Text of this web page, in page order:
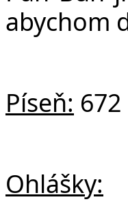
abychom
Píseň: 672
Ohlášky: